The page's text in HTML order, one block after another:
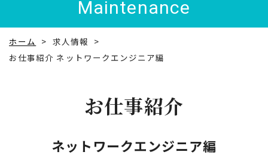
Maintenance
ホーム
求人情報
お仕事紹介 ネットワークエンジニア編
お仕事紹介
ネットワークエンジニア編